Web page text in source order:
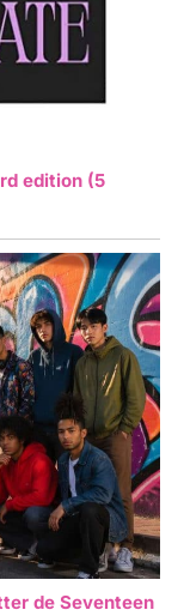
edition (5
de Seventeen